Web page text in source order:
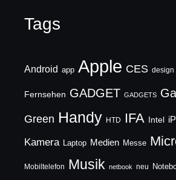
Tags
Android app Apple CES design
Fernsehen GADGET GADGETS
Green Handy HTD IFA Intel
Kamera Laptop Medien Messe
Mobiltelefon Musik netbook neu